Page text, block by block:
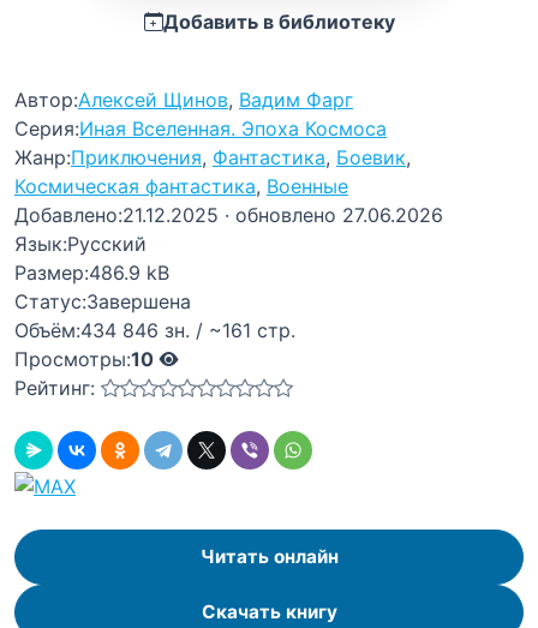
Добавить в библиотеку
Автор:Алексей Щинов, Вадим Фарг
Серия:Иная Вселенная. Эпоха Космоса
Жанр:Приключения, Фантастика, Боевик,
Космическая фантастика, Военные
Добавлено:21.12.2025 · обновлено 27.06.2026
Язык:Русский
Размер:486.9 kB
Статус:Завершена
Объём:434 846 зн. / ~161 стр.
Просмотры:10
Рейтинг:
Читать онлайн
Скачать книгу